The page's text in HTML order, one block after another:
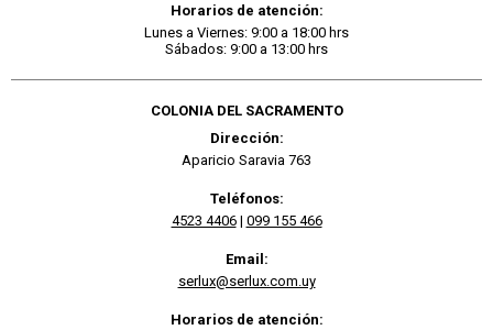
Horarios de atención:
Lunes a Viernes: 9:00 a 18:00 hrs
Sábados: 9:00 a 13:00 hrs
COLONIA DEL SACRAMENTO
Dirección:
Aparicio Saravia 763
Teléfonos:
4523 4406| 099 155 466
Email:
serlux@serlux.com.uy
Horarios de atención: